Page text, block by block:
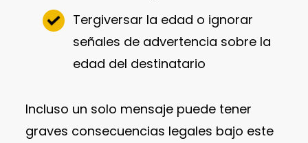
Tergiversar la edad o ignorar
señales de advertencia sobre la
edad del destinatario
Incluso un solo mensaje puede tener
graves consecuencias legales bajo este